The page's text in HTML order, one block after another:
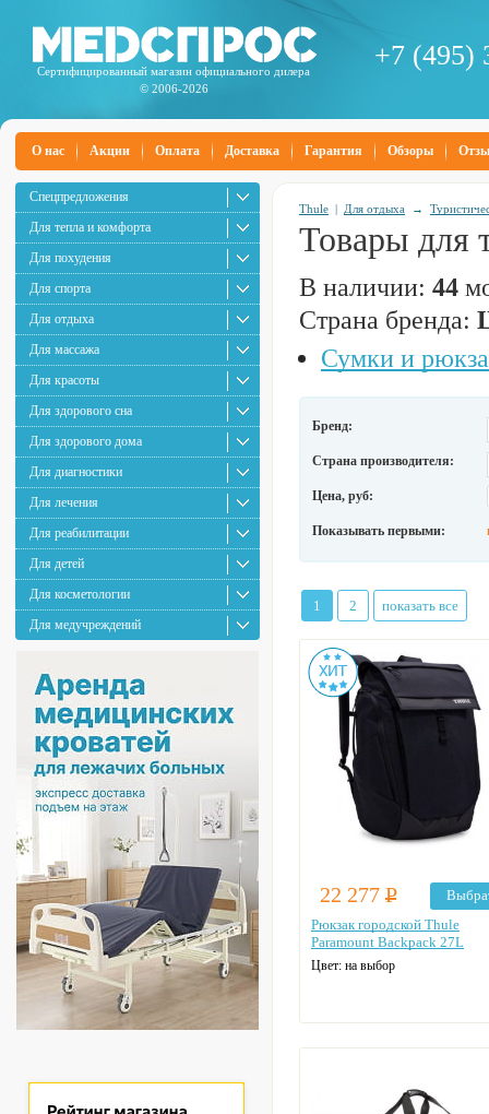
Сертифицированный магазин официального дилера
© 2006-2026
+7 (495)
О нас Акции Оплата Доставка Гарантия Обзоры
Спецпредложения
Для тепла и комфорта
Для похудения
Для спорта
Для отдыха
Для массажа
Для красоты
Для здорового сна
Для здорового дома
Для диагностики
Для лечения
Для реабилитации
Для детей
Для косметологии
Для медучреждений
Thule | Для отдыха →
Товары для
В наличии: 44
Страна бренда:
Сумки и
Бренд:
Страна производителя:
Цена, руб:
Показывать первыми:
1 2 показать все
22 277 Р
Рюкзак городской Thule
Paramount Backpack 27L
Цвет: на выбор